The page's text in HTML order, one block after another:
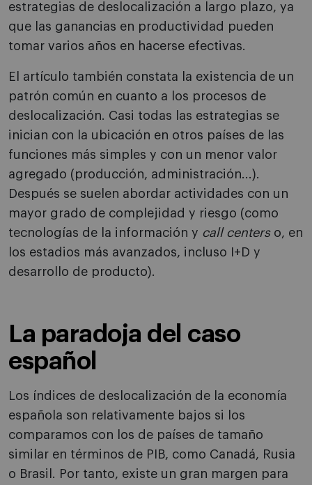
estrategias de deslocalización a largo plazo, ya
que las ganancias en productividad pueden
tomar varios años en hacerse efectivas.
El artículo también constata la existencia de un
patrón común en cuanto a los procesos de
deslocalización. Casi todas las estrategias se
inician con la ubicación en otros países de las
funciones más simples y con un menor valor
agregado (producción, administración...).
Después se suelen abordar actividades con un
mayor grado de complejidad y riesgo (como
tecnologías de la información y call centers o, en
los estadios más avanzados, incluso I+D y
desarrollo de producto).
La paradoja del caso
español
Los índices de deslocalización de la economía
española son relativamente bajos si los
comparamos con los de países de tamaño
similar en términos de PIB, como Canadá, Rusia
o Brasil. Por tanto, existe un gran margen para